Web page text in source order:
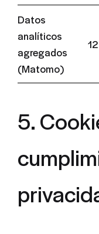
Datos
analíticos
agregados
(Matomo)
5.